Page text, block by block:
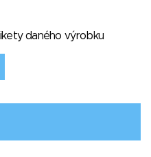
daného výrobku